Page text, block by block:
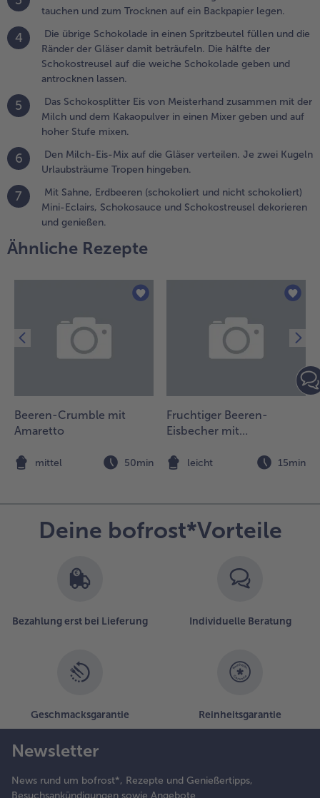
und auf
Milch-
Mix auf die
Je
Kugeln
tauchen und zum Trocknen auf ein Backpapier legen.
4
Die übrige Schokolade in einen Spritzbeutel füllen und die
Ränder der Gläser damit beträufeln. Die hälfte der
Schokostreusel auf die weiche Schokolade geben und
antrocknen lassen.
5
Das Schokosplitter Eis von Meisterhand zusammen mit der
Milch und dem Kakaopulver in einen Mixer geben und auf
hoher Stufe mixen.
6
Den Milch-Eis-Mix auf die Gläser verteilen. Je zwei Kugeln
Urlaubsträume Tropen hingeben.
7
Mit Sahne, Erdbeeren (schokoliert und nicht schokoliert)
Mini-Eclairs, Schokosauce und Schokostreusel dekorieren
und genießen.
Ähnliche Rezepte
Beeren-Crumble mit
Amaretto
mittel 50min
Fruchtiger Beeren-
Eisbecher mit
leicht 15min
Deine bofrost*Vorteile
Bezahlung erst bei Lieferung Individuelle Beratung
Geschmacksgarantie Reinheitsgarantie
Newsletter
News rund um bofrost*, Rezepte und Genießertipps,
Besuchsankündigungen sowie Angebote